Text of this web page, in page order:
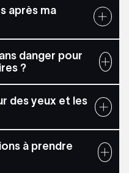
après ma
danger pour
?
des yeux et les
à prendre